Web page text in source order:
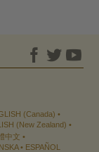
(Canada)
(New Zealand)
中文
ESPAÑOL